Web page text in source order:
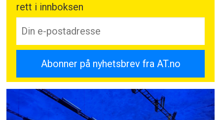
rett i innboksen